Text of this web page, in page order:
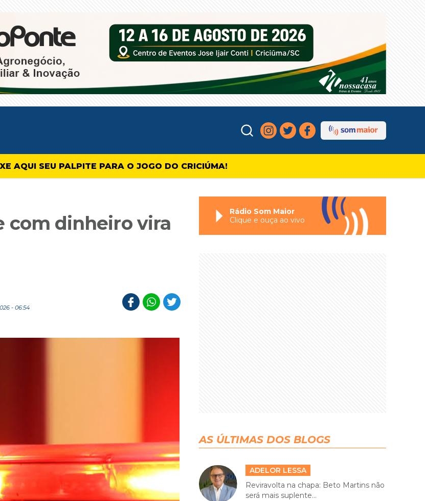
AQUI SEU PALPITE PARA O JOGO DO CRICIÚMA!
com dinheiro vira
- 06:54
Rádio Som Maior
Clique e ouça ao vivo
AS ÚLTIMAS DOS BLOGS
ADELOR LESSA
Reviravolta na chapa: Beto Martins não
será mais suplente...